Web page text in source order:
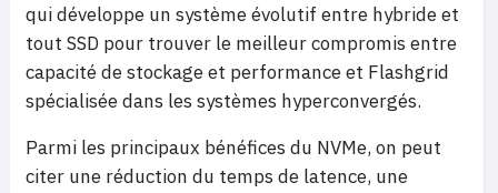
qui développe un système évolutif entre hybride et
tout SSD pour trouver le meilleur compromis entre
capacité de stockage et performance et Flashgrid
spécialisée dans les systèmes hyperconvergés.
Parmi les principaux bénéfices du NVMe, on peut
citer une réduction du temps de latence, une